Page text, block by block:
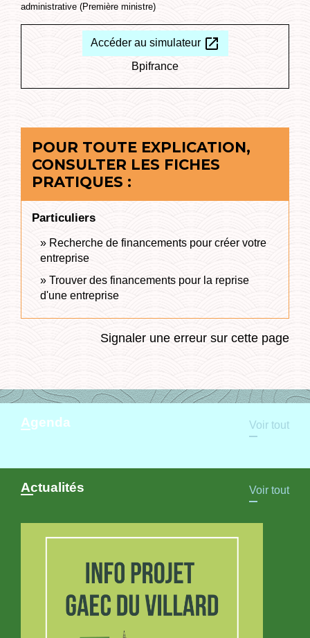
administrative (Première ministre)
Accéder au simulateur open_in_new
Bpifrance
POUR TOUTE EXPLICATION,
CONSULTER LES FICHES
PRATIQUES :
Particuliers
Recherche de financements pour créer votre
entreprise
Trouver des financements pour la reprise
d'une entreprise
Signaler une erreur sur cette page
Agenda Voir tout
Actualités Voir tout